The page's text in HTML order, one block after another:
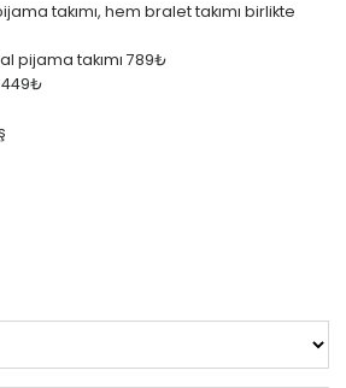
takımı, hem bralet takımı birlikte
pijama takımı 789₺
449₺